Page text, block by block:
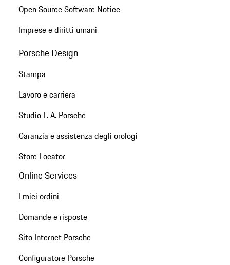
Open Source Software Notice
Imprese e diritti umani
Porsche Design
Stampa
Lavoro e carriera
Studio F. A. Porsche
Garanzia e assistenza degli orologi
Store Locator
Online Services
I miei ordini
Domande e risposte
Sito Internet Porsche
Configuratore Porsche